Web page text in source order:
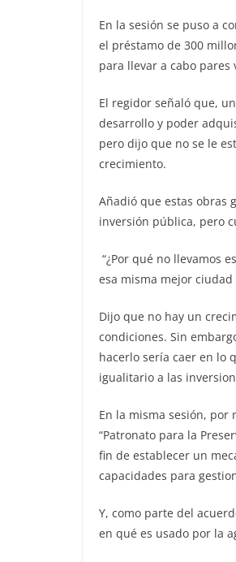
En la sesión se puso a
el préstamo de 300
para llevar a cabo pares
El regidor señaló que,
desarrollo y poder
pero dijo que no se le
crecimiento.
Añadió que estas obras
inversión pública, pero
“¿Por qué no llevamos
esa misma mejor
Dijo que no hay un
condiciones. Sin
hacerlo sería caer en lo
igualitario a las
En la misma sesión, por
“Patronato para la
fin de establecer un
capacidades para
Y, como parte del
en qué es usado por la